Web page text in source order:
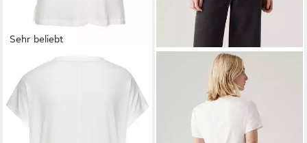
Sehr beliebt
ELBSAND
V-Shirt Pajuk mit
Logoprint, Kurzarmshirt, Basic
-14%
T-Shirt ESSENTIAL
HM SS TEE Taillierter Schnitt